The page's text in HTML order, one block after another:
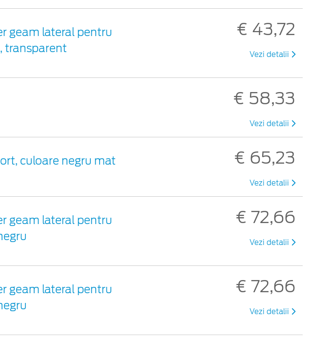
geam lateral pentru
transparent
€ 43,72
Vezi detalii
€ 58,33
Vezi detalii
culoare negru mat € 65,23
Vezi detalii
geam lateral pentru
€ 72,66
Vezi detalii
geam lateral pentru
€ 72,66
Vezi detalii